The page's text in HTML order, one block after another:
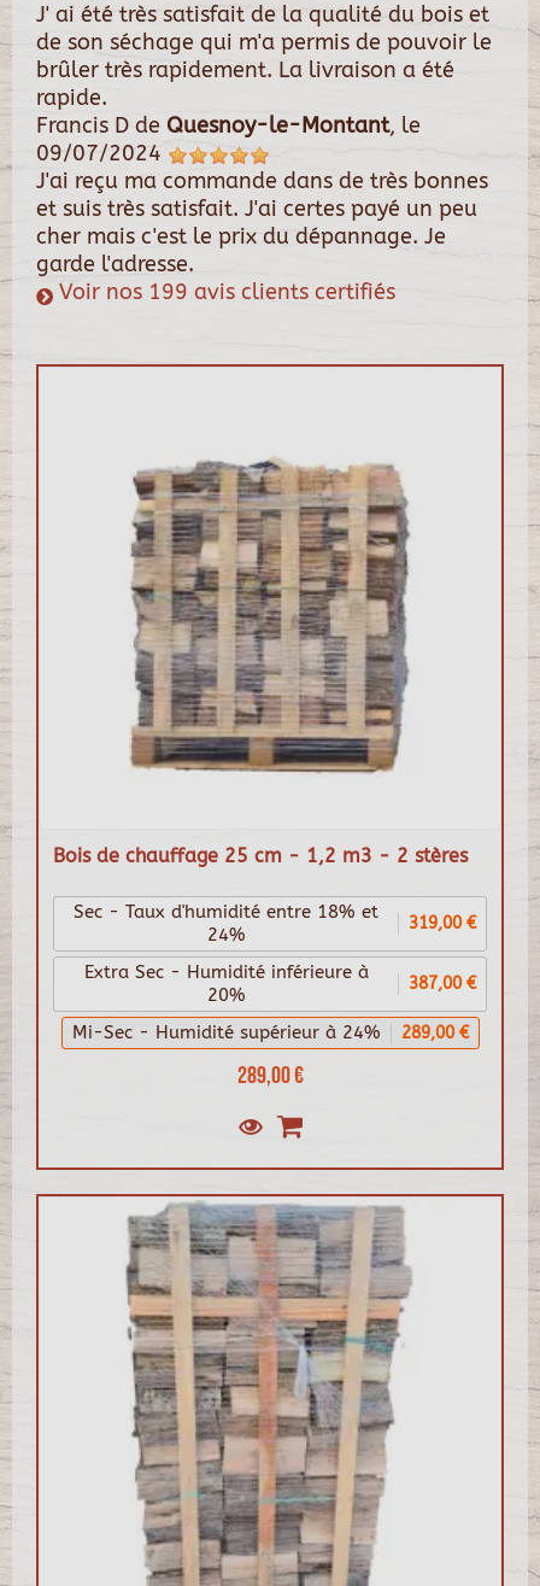
J' ai été très satisfait de la qualité du bois et
de son séchage qui m'a permis de pouvoir le
brûler très rapidement. La livraison a été
rapide.
Francis D de Quesnoy-le-Montant, le
09/07/2024
J'ai reçu ma commande dans de très bonnes
et suis très satisfait. J'ai certes payé un peu
cher mais c'est le prix du dépannage. Je
garde l'adresse.
Voir nos 199 avis clients certifiés
Bois de chauffage 25 cm - 1,2 m3 - 2 stères
289,00 €
Sec - Taux d'humidité entre 18% et
24%
319,00 €
Extra Sec - Humidité inférieure à
20%
387,00 €
Mi-Sec - Humidité supérieur à 24% 289,00 €